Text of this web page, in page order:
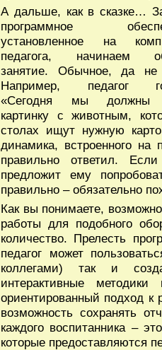
А дальше, как в сказке…
программное
установленное на
педагога, начинаем
занятие. Обычное, да не
Например, педагог
«Сегодня мы должны
картинку с животным,
столах ищут нужную
динамика, встроенного на
правильно ответил.
предложит ему
правильно – обязательно
Как вы понимаете,
работы для подобного
количество. Прелесть
педагог может
коллегами) так и
интерактивные
ориентированный подход к
возможность сохранять
каждого воспитанника –
которые предоставляются